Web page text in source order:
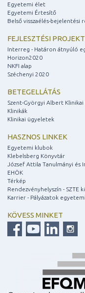
Egyetemi élet
Egyetemi Értesítő
Belső visszaélés-bejelentési
FEJLESZTÉSI
Interreg - Határon átnyúló
Horizon2020
NKFI alap
Széchenyi 2020
BETEGELLÁTÁS
Szent-Györgyi Albert
Klinikák
Klinikai ügyeletek
HASZNOS LINKEK
Egyetemi klubok
Klebelsberg Könyvtár
József Attila Tanulmányi és
EHÖK
Térkép
Rendezvényhelyszín - SZTE
Karrier - Pályázatok
KÖVESS MINKET